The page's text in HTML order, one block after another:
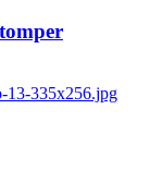
13-335x256.jpg